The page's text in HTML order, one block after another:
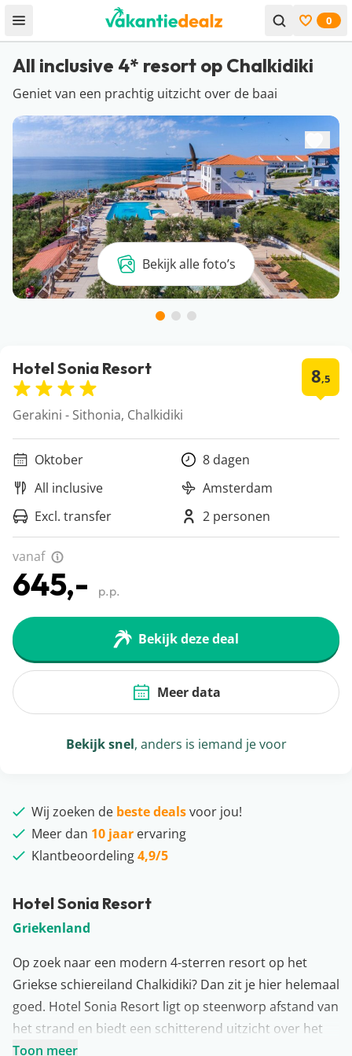
Open menu Bekijk
0
All inclusive 4* resort op Chalkidiki
Geniet van een prachtig uitzicht over de baai
Bekijk alle foto’s
Hotel Sonia Resort
Griekenland
Op zoek naar een modern 4-sterren resort op het
Griekse schiereiland Chalkidiki? Dan zit je hier helemaal
goed. Hotel Sonia Resort ligt op steenworp afstand van
het strand en biedt een schitterend uitzicht over het
kristalheldere water. Bij aankomst voel je je hier
Toon meer
Hotel Sonia Resort 8,5
Gerakini - Sithonia, Chalkidiki
Oktober
8 dagen
All inclusive
Amsterdam
Excl. transfer
2 personen
vanaf
645,- p.p.
Bekijk deze deal
Meer data
Bekijk snel, anders is iemand je voor
Wij zoeken de beste dealsvoor jou!
Meer dan 10 jaar ervaring
Klantbeoordeling4,9/5